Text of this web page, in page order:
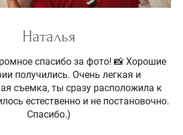
Наталья
спасибо за фото! 📸 Хорошие
получились. Очень легкая и
съемка, ты сразу расположила к
естественно и не постановочно.
Спасибо.)